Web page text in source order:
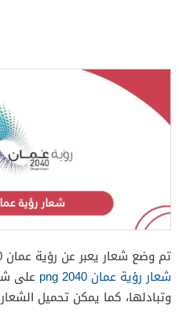
تم وضع شعار يعبر عن رؤية عمان 2040 ويمثلها، حيث يمكن تحميل
شعار رؤية عمان 2040 png
على
وتبادلها، كما يمكن تحميل